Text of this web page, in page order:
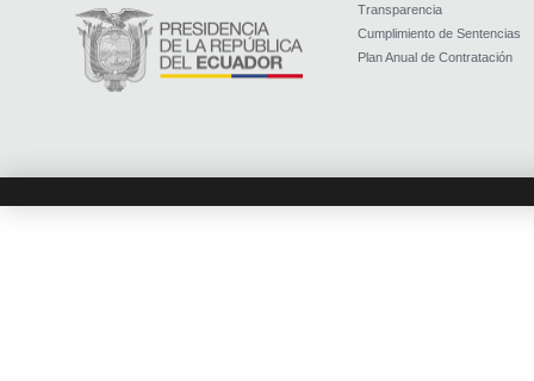
Transparencia
Cumplimiento de Sentencias
Plan Anual de Contratación